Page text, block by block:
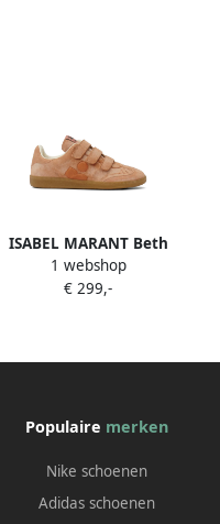
ISABEL MARANT Beth
sneakers met klittenband
Beige
1 webshop
€ 299,-
Populaire merken
Nike schoenen
Adidas schoenen